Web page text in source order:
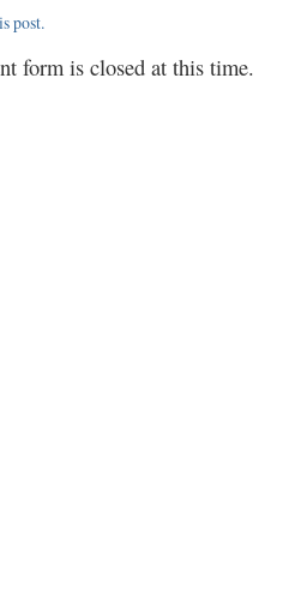
post.
form is closed at this time.